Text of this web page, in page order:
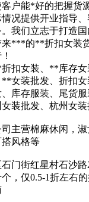
户能*好的把握货
况提供开业指导
我们立志于打造国
来***的**折扣女装
扣女装、**库存
女装批发、折扣女
库存服装、尾货
装批发、杭州女
主营棉麻休闲，
风格等
门街红星村石沙路
，仅0.5-1折左右